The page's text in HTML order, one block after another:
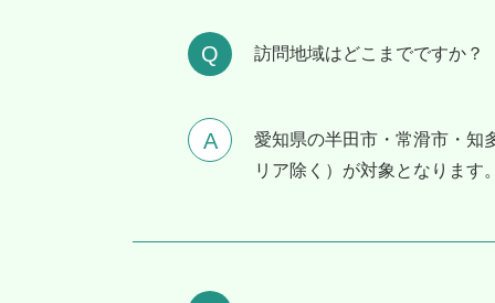
訪問地域はどこまでですか？
愛知県の半田市・常滑市・知
リア除く）が対象となります